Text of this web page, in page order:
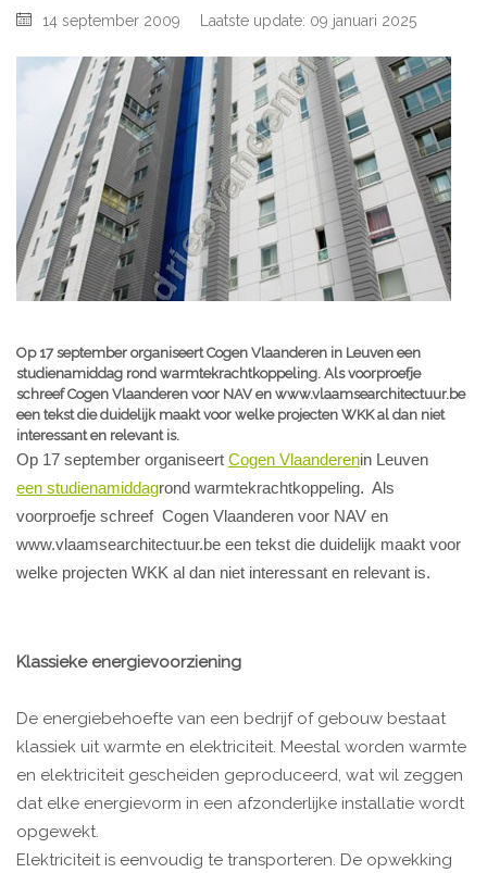
14 september 2009 Laatste update: 09 januari 2025
Op 17 september organiseert Cogen Vlaanderen in Leuven een
studienamiddag rond warmtekrachtkoppeling. Als voorproefje
schreef Cogen Vlaanderen voor NAV en www.vlaamsearchitectuur.be
een tekst die duidelijk maakt voor welke projecten WKK al dan niet
interessant en relevant is.
Op 17 september organiseert Cogen Vlaanderenin Leuven
een studienamiddagrond warmtekrachtkoppeling. Als
voorproefje schreef Cogen Vlaanderen voor NAV en
www.vlaamsearchitectuur.be een tekst die duidelijk maakt voor
welke projecten WKK al dan niet interessant en relevant is.
Klassieke energievoorziening
De energiebehoefte van een bedrijf of gebouw bestaat
klassiek uit warmte en elektriciteit. Meestal worden warmte
en elektriciteit gescheiden geproduceerd, wat wil zeggen
dat elke energievorm in een afzonderlijke installatie wordt
opgewekt.
Elektriciteit is eenvoudig te transporteren. De opwekking